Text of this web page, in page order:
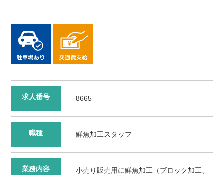
求人番号 8665
職種 鮮魚加工スタッフ
業務内容
小売り販売用に鮮魚加工（ブロック加工、